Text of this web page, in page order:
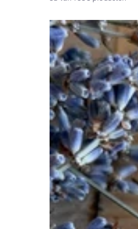
Vintage
Frsnse
tastevin
Bourgognes
Patriarche
-
verzilverd
wijnproefbakje